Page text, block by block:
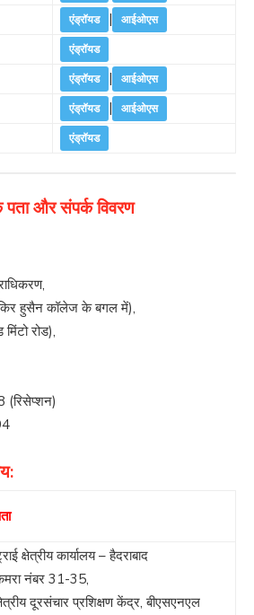
एंड्रॉयड | आईओएस
एंड्रॉयड
एंड्रॉयड | आईओएस
एंड्रॉयड | आईओएस
एंड्रॉयड
और संपर्क विवरण
हुसैन कॉलेज के बगल में),
रोड),
(रिसेप्शन)
क्षेत्रीय कार्यालय – हैदराबाद
नंबर 31-35,
दूरसंचार प्रशिक्षण केंद्र, बीएसएनएल